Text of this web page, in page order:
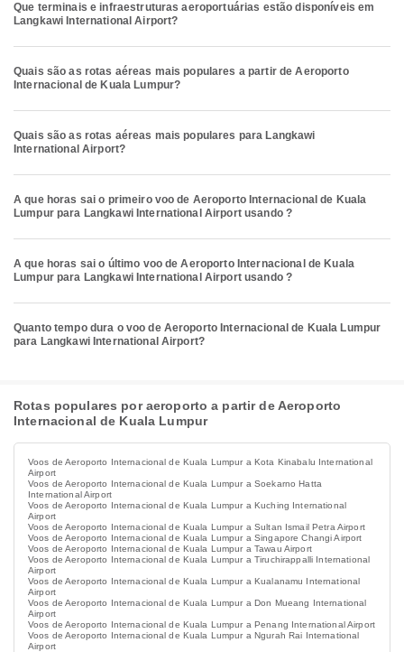
Que terminais e infraestruturas aeroportuárias estão disponíveis em
Langkawi International Airport?
Quais são as rotas aéreas mais populares a partir de Aeroporto
Internacional de Kuala Lumpur?
Quais são as rotas aéreas mais populares para Langkawi
International Airport?
A que horas sai o primeiro voo de Aeroporto Internacional de Kuala
Lumpur para Langkawi International Airport usando ?
A que horas sai o último voo de Aeroporto Internacional de Kuala
Lumpur para Langkawi International Airport usando ?
Quanto tempo dura o voo de Aeroporto Internacional de Kuala Lumpur
para Langkawi International Airport?
Rotas populares por aeroporto a partir de Aeroporto
Internacional de Kuala Lumpur
Voos de Aeroporto Internacional de Kuala Lumpur a Kota Kinabalu International
Airport
Voos de Aeroporto Internacional de Kuala Lumpur a Soekarno Hatta
International Airport
Voos de Aeroporto Internacional de Kuala Lumpur a Kuching International
Airport
Voos de Aeroporto Internacional de Kuala Lumpur a Sultan Ismail Petra Airport
Voos de Aeroporto Internacional de Kuala Lumpur a Singapore Changi Airport
Voos de Aeroporto Internacional de Kuala Lumpur a Tawau Airport
Voos de Aeroporto Internacional de Kuala Lumpur a Tiruchirappalli International
Airport
Voos de Aeroporto Internacional de Kuala Lumpur a Kualanamu International
Airport
Voos de Aeroporto Internacional de Kuala Lumpur a Don Mueang International
Airport
Voos de Aeroporto Internacional de Kuala Lumpur a Penang International Airport
Voos de Aeroporto Internacional de Kuala Lumpur a Ngurah Rai International
Airport